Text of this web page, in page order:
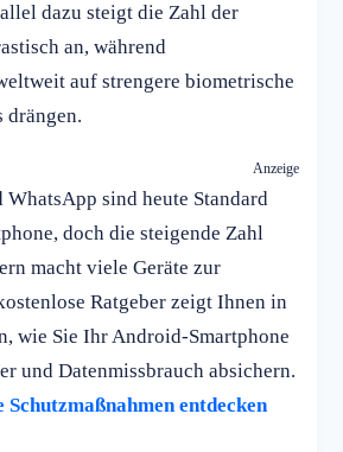
dazu steigt die Zahl der
an, während
auf strengere biometrische
drängen.
Anzeige
WhatsApp sind heute Standard
doch die steigende Zahl
macht viele Geräte zur
Ratgeber zeigt Ihnen in
wie Sie Ihr Android-Smartphone
und Datenmissbrauch absichern.
entdecken